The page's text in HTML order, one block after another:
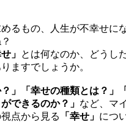
るもの、人生が不幸せに
」 とは何なのか、どうし
ますでしょうか。
？」「幸せの種類とは？」
できるのか？」 など、マ
点から見る
「幸せ」 につ